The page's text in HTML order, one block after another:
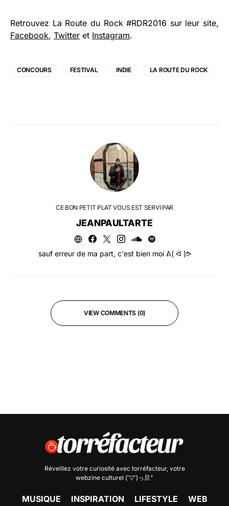
Retrouvez La Route du Rock #RDR2016 sur leur site,
Facebook, Twitter et Instagram.
CONCOURS FESTIVAL INDIE LA ROUTE DU ROCK
CE BON PETIT PLAT VOUS EST SERVI PAR
JEANPAULTARTE
sauf erreur de ma part, c'est bien moi ᕕ( ᐛ )ᕗ
VIEW COMMENTS (0)
Réveillez votre curiosité avec torréfacteur, votre
webzine culturel (˘▽˘)っ旦"
MUSIQUE INSPIRATION LIFESTYLE WEB